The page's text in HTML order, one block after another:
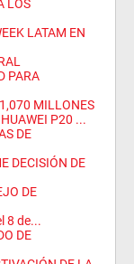
LOS
LATAM EN
PARA
MILLONES
P20 ...
DE
DECISIÓN DE
DE
8 de...
DE